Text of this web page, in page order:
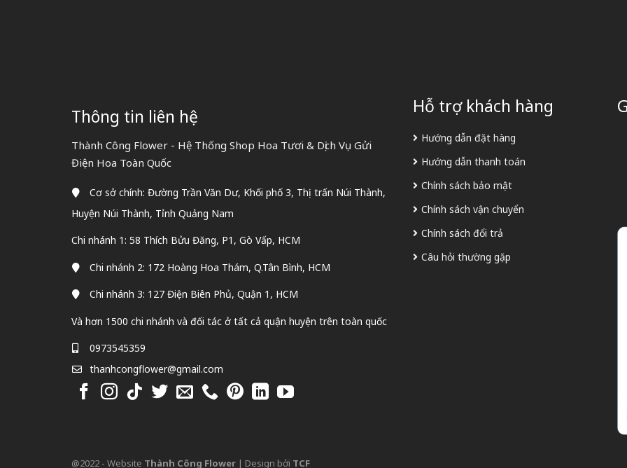
Thông tin liên hệ
Thành Công Flower - Hệ Thống Shop Hoa Tươi & Dịch Vụ Gửi
Điện Hoa Toàn Quốc
Cơ sở chính: Đường Trần Văn Dư, Khối phố 3, Thị trấn Núi Thành,
Huyện Núi Thành, Tỉnh Quảng Nam
Chi nhánh 1: 58 Thích Bửu Đăng, P1, Gò Vấp, HCM
Chi nhánh 2: 172 Hoàng Hoa Thám, Q.Tân Bình, HCM
Chi nhánh 3: 127 Điện Biên Phủ, Quận 1, HCM
Và hơn 1500 chi nhánh và đối tác ở tất cả quận huyện trên toàn quốc
0973545359
thanhcongflower@gmail.com
Hỗ trợ khách hàng
Hướng dẫn đặt hàng
Hướng dẫn thanh toán
Chính sách bảo mật
Chính sách vận chuyển
Chính sách đổi trả
Câu hỏi thường gặp
@2022 - Website Thành Công Flower | Design bởi TCF